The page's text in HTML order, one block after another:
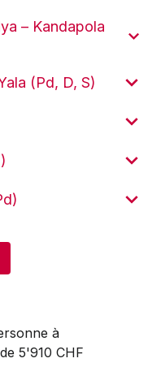
– Kandapola
(Pd, D, S)
à
5'910 CHF